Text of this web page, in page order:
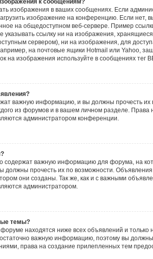
к сообщениям?
изображения в ваших сообщениях. Если
изображение на конференцию. Если нет,
на общедоступном веб-сервере. Пример
указывать ссылку ни на изображения,
сервером), ни на изображения, для
на почтовые ящики Hotmail или Yahoo,
на изображения используйте в сообщениях тег
важную информацию, и вы должны прочесть их
из форумов и в вашем личном разделе. Права
администратором конференции.
содержат важную информацию для форума, на
должны прочесть их по возможности.
они созданы. Так же, как и с важными
администратором.
темы?
находятся ниже всех объявлений и только
важную информацию, поэтому вы
права на создание прилепленных тем